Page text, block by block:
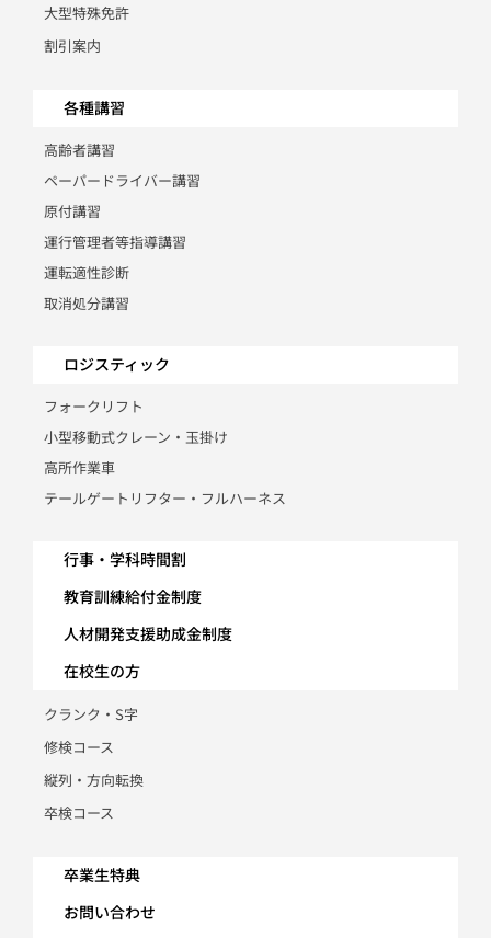
大型特殊免許
割引案内
各種講習
高齢者講習
ペーパードライバー講習
原付講習
運行管理者等指導講習
運転適性診断
取消処分講習
ロジスティック
フォークリフト
小型移動式クレーン・玉掛け
高所作業車
テールゲートリフター・フルハーネス
行事・学科時間割
教育訓練給付金制度
人材開発支援助成金制度
在校生の方
クランク・S字
修検コース
縦列・方向転換
卒検コース
卒業生特典
お問い合わせ